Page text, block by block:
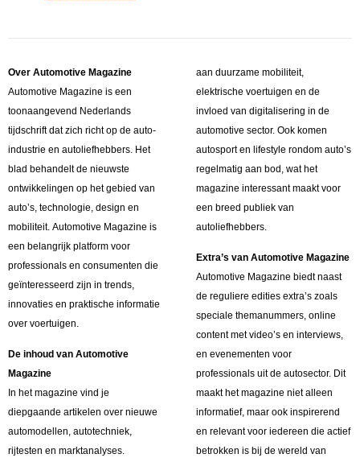
Over Automotive Magazine
Automotive Magazine is een
toonaangevend Nederlands
tijdschrift dat zich richt op de auto-
industrie en autoliefhebbers. Het
blad behandelt de nieuwste
ontwikkelingen op het gebied van
auto’s, technologie, design en
mobiliteit. Automotive Magazine is
een belangrijk platform voor
professionals en consumenten die
geïnteresseerd zijn in trends,
innovaties en praktische informatie
over voertuigen.
De inhoud van Automotive
Magazine
In het magazine vind je
diepgaande artikelen over nieuwe
automodellen, autotechniek,
rijtesten en marktanalyses.
aan duurzame mobiliteit,
elektrische voertuigen en de
invloed van digitalisering in de
automotive sector. Ook komen
autosport en lifestyle rondom auto’s
regelmatig aan bod, wat het
magazine interessant maakt voor
een breed publiek van
autoliefhebbers.
Extra’s van Automotive Magazine
Automotive Magazine biedt naast
de reguliere edities extra’s zoals
speciale themanummers, online
content met video’s en interviews,
en evenementen voor
professionals uit de autosector. Dit
maakt het magazine niet alleen
informatief, maar ook inspirerend
en relevant voor iedereen die actief
betrokken is bij de wereld van